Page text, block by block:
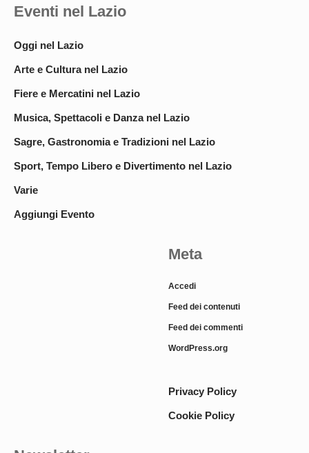
Eventi nel Lazio
Oggi nel Lazio
Arte e Cultura nel Lazio
Fiere e Mercatini nel Lazio
Musica, Spettacoli e Danza nel Lazio
Sagre, Gastronomia e Tradizioni nel Lazio
Sport, Tempo Libero e Divertimento nel Lazio
Varie
Aggiungi Evento
Meta
Accedi
Feed dei contenuti
Feed dei commenti
WordPress.org
Privacy Policy
Cookie Policy